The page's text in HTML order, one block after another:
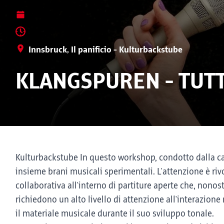
Innsbruck, Il panificio - Kulturbackstube
KLANGSPUREN -
Kulturbackstube In questo workshop, condotto dalla
insieme brani musicali sperimentali. L'attenzione è
collaborativa all'interno di partiture aperte che,
richiedono un alto livello di attenzione
il materiale musicale durante il suo sviluppo tonale.